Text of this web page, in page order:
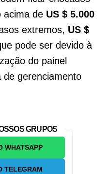
acima de US $ 5.000
extremos, US $
pode ser devido à
do painel
de gerenciamento
GRUPOS
WHATSAPP
TELEGRAM